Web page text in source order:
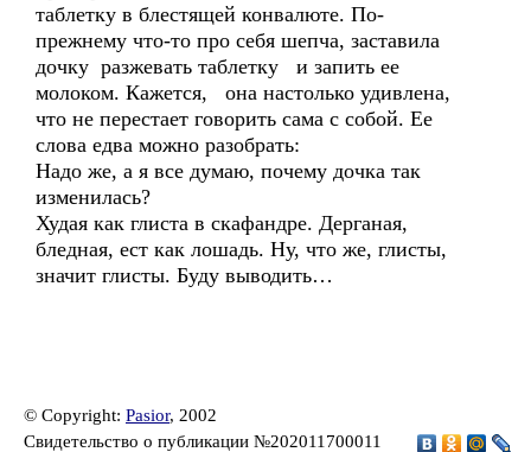
таблетку в блестящей конвалюте. По-
прежнему что-то про себя шепча, заставила
дочку разжевать таблетку и запить ее
молоком. Кажется, она настолько удивлена,
что не перестает говорить сама с собой. Ее
слова едва можно разобрать:
Надо же, а я все думаю, почему дочка так
изменилась?
Худая как глиста в скафандре. Дерганая,
бледная, ест как лошадь. Ну, что же, глисты,
значит глисты. Буду выводить…
© Copyright: Pasior, 2002
Свидетельство о публикации №202011700011